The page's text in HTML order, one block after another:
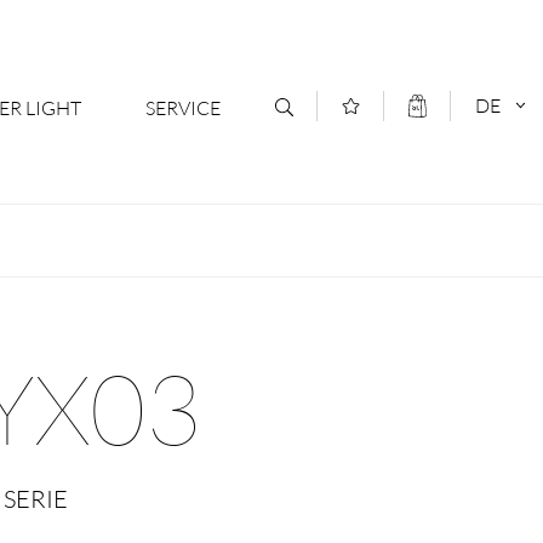
LIGHT
Ihr Mehrwert
SERVICE
Downloads & Formulare
DE